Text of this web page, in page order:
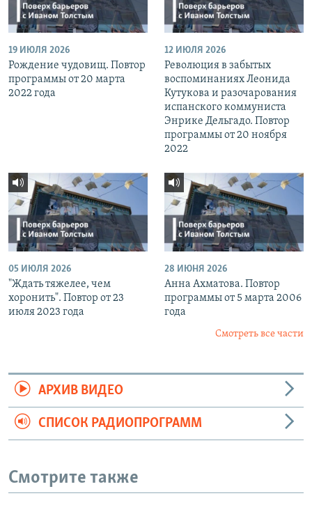
19 ИЮЛЯ 2026
Рождение чудовищ. Повтор
программы от 20 марта
2022 года
12 ИЮЛЯ 2026
Революция в забытых
воспоминаниях Леонида
Кутукова и разочарования
испанского коммуниста
Энрике Дельгадо. Повтор
программы от 20 ноября
2022
05 ИЮЛЯ 2026
"Ждать тяжелее, чем
хоронить". Повтор от 23
июля 2023 года
28 ИЮНЯ 2026
Анна Ахматова. Повтор
программы от 5 марта 2006
года
Смотреть все части
АРХИВ ВИДЕО
СПИСОК РАДИОПРОГРАММ
Смотрите также